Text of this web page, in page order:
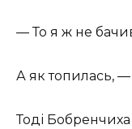
— То я ж не
А як топилась,
Тоді